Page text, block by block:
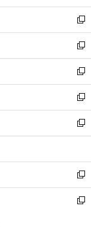
開
く
ウ
で
開
く
ン
ド
ウ
で
開
く
ウ
ィ
ン
ド
ウ
で
開
く
新
し
い
ウ
ィ
ン
ド
ウ
で
開
新
し
い
ウ
ィ
ン
ド
ウ
開
く
新
し
い
ウ
ィ
ン
ウ
で
開
く
新
し
い
ウ
ン
ド
ウ
で
新
し
ウ
ィ
ン
ド
新
し
い
新